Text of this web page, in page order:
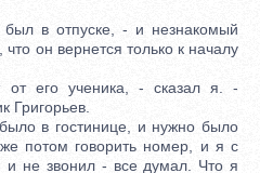
в отпуске, - и незнакомый
он вернется только к началу
его ученика, - сказал я. -
Григорьев.
в гостинице, и нужно было
потом говорить номер, и я с
и не звонил - все думал. Что я